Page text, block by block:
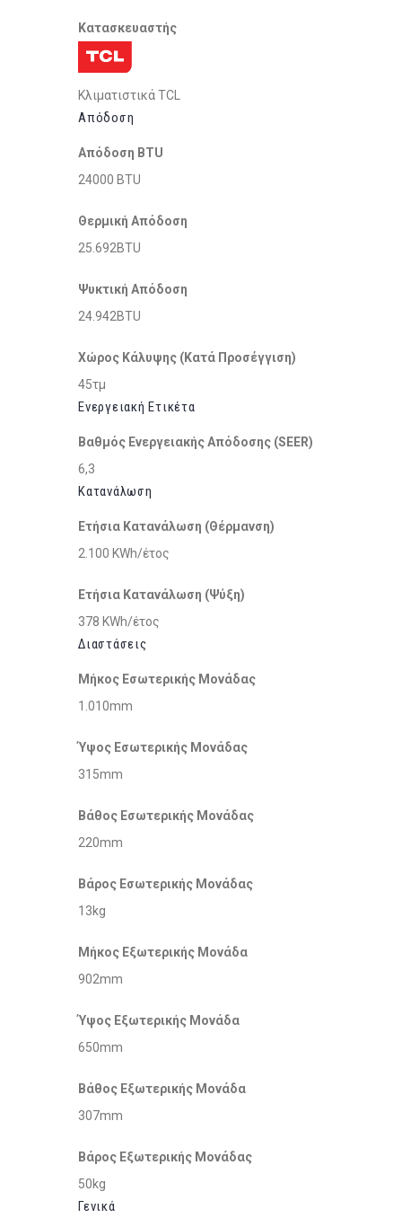
Κατασκευαστής
Κλιματιστικά TCL
Απόδοση
Απόδοση BTU
24000 BTU
Θερμική Απόδοση
25.692BTU
Ψυκτική Απόδοση
24.942BTU
Χώρος Κάλυψης (Κατά Προσέγγιση)
45τμ
Ενεργειακή Ετικέτα
Βαθμός Ενεργειακής Απόδοσης (SEER)
6,3
Κατανάλωση
Ετήσια Κατανάλωση (Θέρμανση)
2.100 KWh/έτος
Ετήσια Κατανάλωση (Ψύξη)
378 KWh/έτος
Διαστάσεις
Μήκος Εσωτερικής Μονάδας
1.010mm
Ύψος Εσωτερικής Μονάδας
315mm
Βάθος Εσωτερικής Μονάδας
220mm
Βάρος Εσωτερικής Μονάδας
13kg
Μήκος Εξωτερικής Μονάδα
902mm
Ύψος Εξωτερικής Μονάδα
650mm
Βάθος Εξωτερικής Μονάδα
307mm
Βάρος Εξωτερικής Μονάδας
50kg
Γενικά